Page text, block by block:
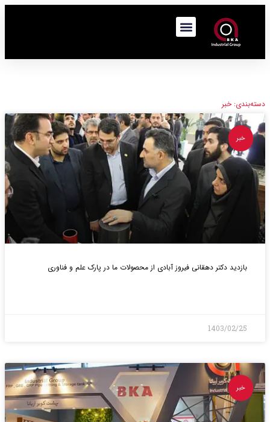
دسته‌بندی: خبر
خبر
بازدید دکتر دهقانی فیروز آبادی از محصولات ما در پارک علم و فناوری
1403/02/25
خبر